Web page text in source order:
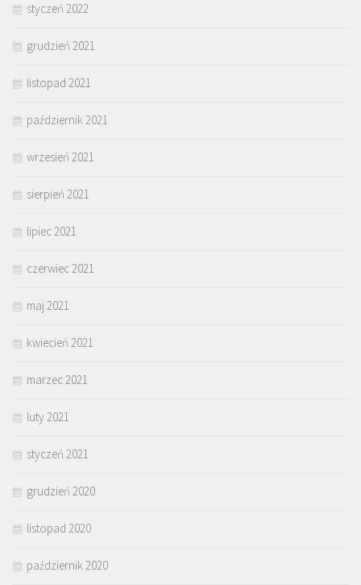
styczeń 2022
grudzień 2021
listopad 2021
październik 2021
wrzesień 2021
sierpień 2021
lipiec 2021
czerwiec 2021
maj 2021
kwiecień 2021
marzec 2021
luty 2021
styczeń 2021
grudzień 2020
listopad 2020
październik 2020